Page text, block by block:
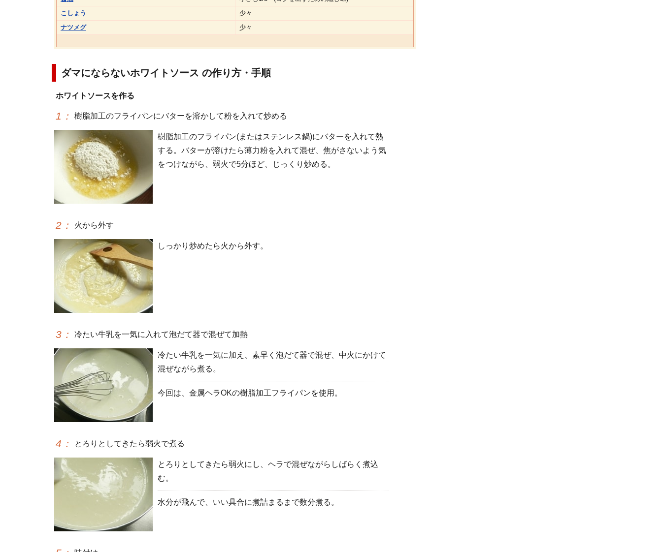
こしょう
少々
ナツメグ
少々
ダマにならないホワイトソース の作り方・手順
ホワイトソースを作る
1 ： 樹脂加工のフライパンにバターを溶かして粉を入れて炒める
樹脂加工のフライパン(またはステンレス鍋)にバターを入れて熱
する。バターが溶けたら薄力粉を入れて混ぜ、焦がさないよう気
をつけながら、弱火で5分ほど、じっくり炒める。
2 ： 火から外す
しっかり炒めたら火から外す。
3 ： 冷たい牛乳を一気に入れて泡だて器で混ぜて加熱
冷たい牛乳を一気に加え、素早く泡だて器で混ぜ、中火にかけて
混ぜながら煮る。
今回は、金属ヘラOKの樹脂加工フライパンを使用。
4 ： とろりとしてきたら弱火で煮る
とろりとしてきたら弱火にし、ヘラで混ぜながらしばらく煮込
む。
水分が飛んで、いい具合に煮詰まるまで数分煮る。